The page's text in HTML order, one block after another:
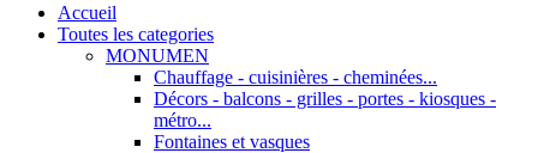
Accueil
Toutes les categories
MONUMEN
Chauffage - cuisinières - cheminées...
Décors - balcons - grilles - portes - kiosques -
métro...
Fontaines et vasques